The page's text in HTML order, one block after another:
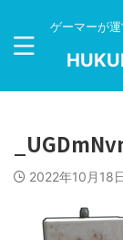
ゲーマーが
2022年10月18